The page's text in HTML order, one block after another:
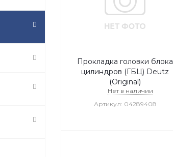
Прокладка головки блока
цилиндров (ГБЦ) Deutz
(Original)
Нет в наличии
Артикул: 04289408